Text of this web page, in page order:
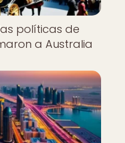
políticas de
a Australia